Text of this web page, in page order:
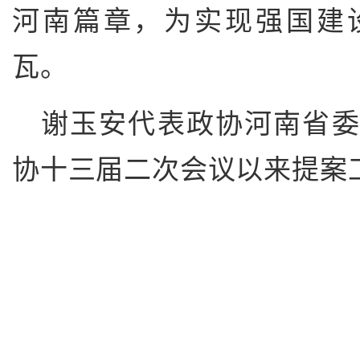
河南篇章，为实现强国建
瓦。
谢玉安代表政协河南省
协十三届二次会议以来提案